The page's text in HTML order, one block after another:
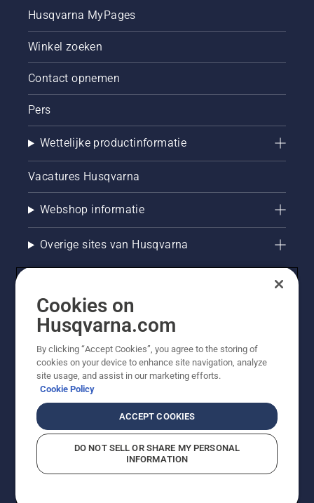
Husqvarna MyPages
Winkel zoeken
Contact opnemen
Pers
Wettelijke productinformatie
Vacatures Husqvarna
Webshop informatie
Overige sites van Husqvarna
© Husqvarna AB (publ). Alle rechten voorbehouden. De
getoonde prijzen zijn consumentenadviesprijzen. Alle
vermelde prijzen zijn adviesverkoopprijzen (incl. BTW),
tenzij het product beschikbaar is voor directe aankoop.
CookiebeleidGebruiksvoorwaarden Privacyverklaring
BedrijfsgegevensReport Suspected Violations
Cookies on
Husqvarna.com
By clicking “Accept Cookies”, you agree to the storing of
cookies on your device to enhance site navigation, analyze
site usage, and assist in our marketing efforts.
Cookie Policy
ACCEPT COOKIES
DO NOT SELL OR SHARE MY PERSONAL
INFORMATION